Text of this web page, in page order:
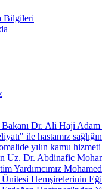
Bilgileri
Bakanı Dr. Ali Haji
ile hastamız
yılın kamu
Uz. Dr. Abdinafic
Yardımcımız
Hemşirelerinin